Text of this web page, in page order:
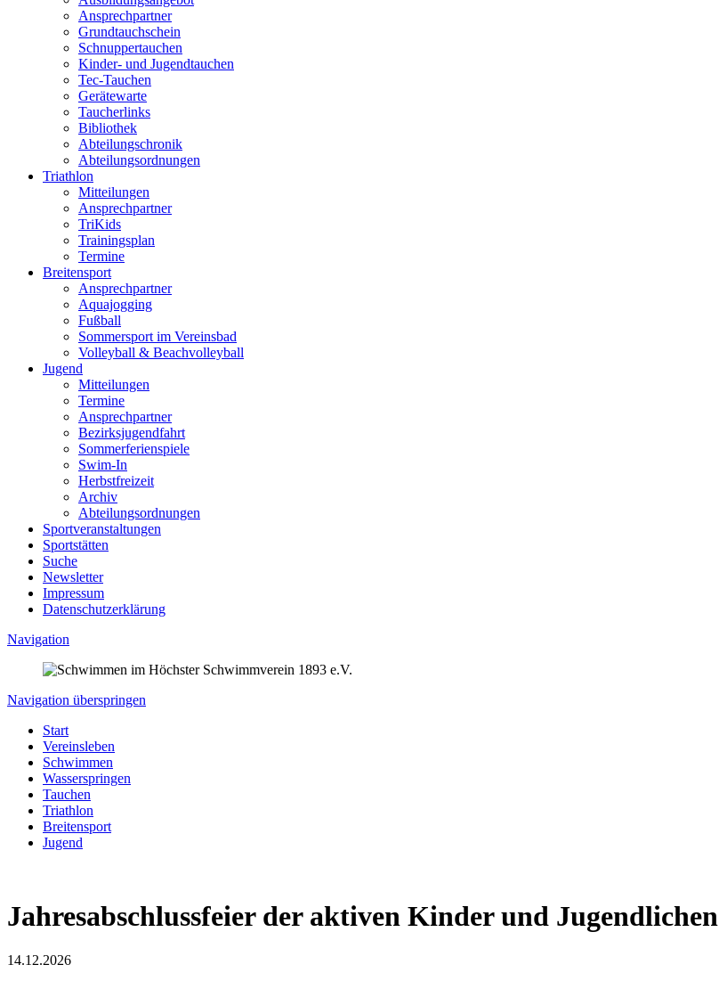
Ansprechpartner
Grundtauchschein
Schnuppertauchen
Kinder- und Jugendtauchen
Tec-Tauchen
Gerätewarte
Taucherlinks
Bibliothek
Abteilungschronik
Abteilungsordnungen
Triathlon
Mitteilungen
Ansprechpartner
TriKids
Trainingsplan
Termine
Breitensport
Ansprechpartner
Aquajogging
Fußball
Sommersport im Vereinsbad
Volleyball & Beachvolleyball
Jugend
Mitteilungen
Termine
Ansprechpartner
Bezirksjugendfahrt
Sommerferienspiele
Swim-In
Herbstfreizeit
Archiv
Abteilungsordnungen
Sportveranstaltungen
Sportstätten
Suche
Newsletter
Impressum
Datenschutzerklärung
Navigation
Navigation überspringen
Start
Vereinsleben
Schwimmen
Wasserspringen
Tauchen
Triathlon
Breitensport
Jugend
Jahresabschlussfeier der aktiven Kinder und Jugendlichen
14.12.2026